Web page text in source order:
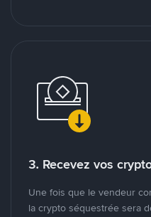
3. Recevez vos
Une fois que le vendeur
la crypto séquestrée sera